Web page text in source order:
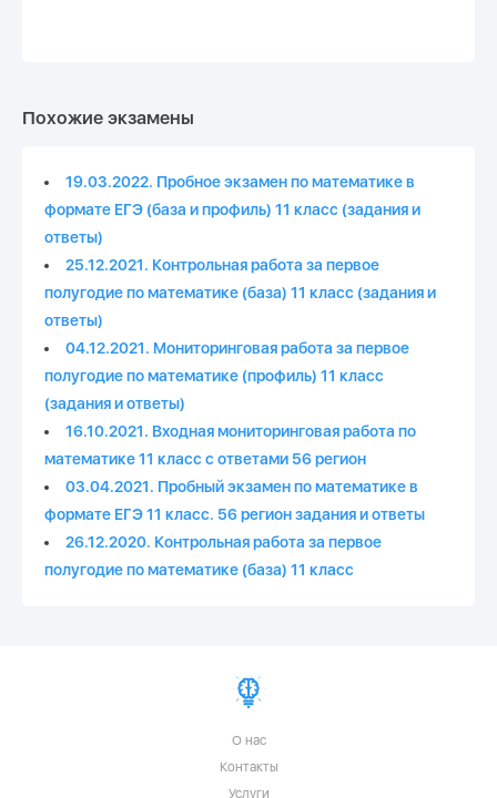
Похожие экзамены
19.03.2022. Пробное экзамен по математике в
формате ЕГЭ (база и профиль) 11 класс (задания и
ответы)
25.12.2021. Контрольная работа за первое
полугодие по математике (база) 11 класс (задания и
ответы)
04.12.2021. Мониторинговая работа за первое
полугодие по математике (профиль) 11 класс
(задания и ответы)
16.10.2021. Входная мониторинговая работа по
математике 11 класс с ответами 56 регион
03.04.2021. Пробный экзамен по математике в
формате ЕГЭ 11 класс. 56 регион задания и ответы
26.12.2020. Контрольная работа за первое
полугодие по математике (база) 11 класс
О нас
Контакты
Услуги